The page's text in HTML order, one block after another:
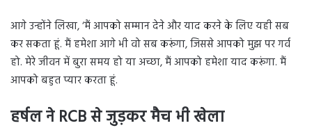
आगे उन्होंने लिखा, ‘मैं आपको सम्मान देने और याद करने के लिए यही सब
कर सकता हूं. मैं हमेशा आगे भी वो सब करूंगा, जिससे आपको मुझ पर गर्व
हो. मेरे जीवन में बुरा समय हो या अच्छा, मैं आपको हमेशा याद करूंगा. मैं
आपको बहुत प्यार करता हूं.
हर्षल ने RCB से जुड़कर मैच भी खेला